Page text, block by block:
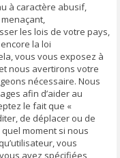
à caractère abusif,
les lois de votre pays,
la loi
vous vous exposez à
nous avertirons votre
nécessaire. Nous
afin d’aider au
le fait que «
de déplacer ou de
moment si nous
vous
avez spécifiées